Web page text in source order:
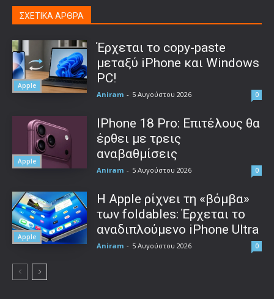
ΣΧΕΤΙΚΑ ΑΡΘΡΑ
Apple
Έρχεται το copy-paste
μεταξύ iPhone και Windows
PC!
Aniram - 5 Αυγούστου 2026 0
Apple
IPhone 18 Pro: Επιτέλους θα
έρθει με τρεις
αναβαθμίσεις
Aniram - 5 Αυγούστου 2026 0
Apple
Η Apple ρίχνει τη «βόμβα»
των foldables: Έρχεται το
αναδιπλούμενο iPhone Ultra
Aniram - 5 Αυγούστου 2026 0